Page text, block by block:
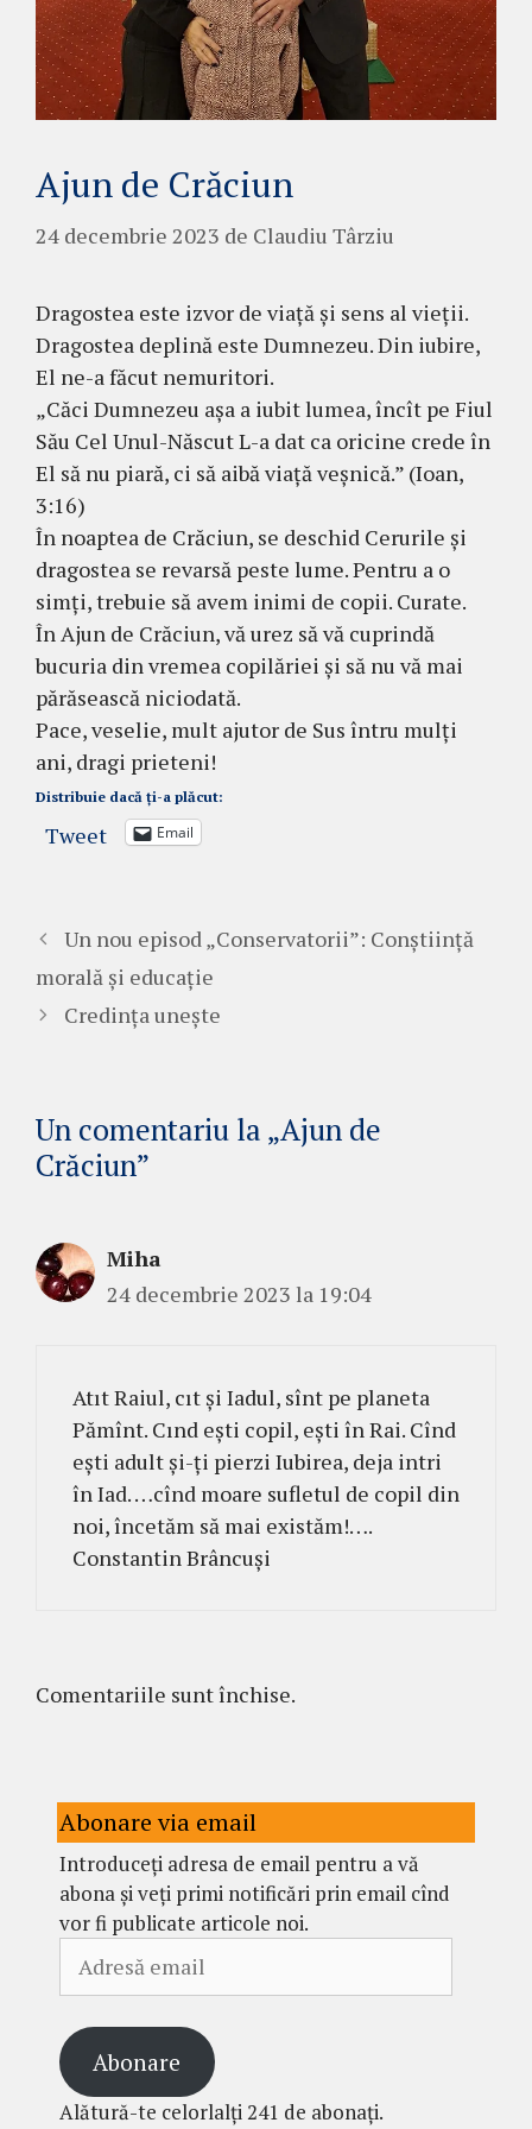
Ajun de Crăciun
24 decembrie 2023 de Claudiu Târziu
Dragostea este izvor de viață și sens al vieții.
Dragostea deplină este Dumnezeu. Din iubire,
El ne-a făcut nemuritori.
„Căci Dumnezeu aşa a iubit lumea, încît pe Fiul
Său Cel Unul-Născut L-a dat ca oricine crede în
El să nu piară, ci să aibă viaţă veşnică.” (Ioan,
3:16)
În noaptea de Crăciun, se deschid Cerurile și
dragostea se revarsă peste lume. Pentru a o
simți, trebuie să avem inimi de copii. Curate.
În Ajun de Crăciun, vă urez să vă cuprindă
bucuria din vremea copilăriei și să nu vă mai
părăsească niciodată.
Pace, veselie, mult ajutor de Sus întru mulți
ani, dragi prieteni!
Distribuie dacă ți-a plăcut:
Tweet Email
Un nou episod „Conservatorii”: Conștiință
morală și educație
Credința unește
Un comentariu la „Ajun de
Crăciun”
Miha
24 decembrie 2023 la 19:04
Atıt Raiul, cıt şi Iadul, sînt pe planeta
Pămînt. Cınd eşti copil, eşti în Rai. Cînd
eşti adult şi-ţi pierzi Iubirea, deja intri
în Iad. …cînd moare sufletul de copil din
noi, încetăm să mai existăm!….
Constantin Brâncuşi
Comentariile sunt închise.
Abonare via email
Introduceți adresa de email pentru a vă
abona și veți primi notificări prin email cînd
vor fi publicate articole noi.
email
Abonare
Alătură-te celorlalți 241 de abonați.